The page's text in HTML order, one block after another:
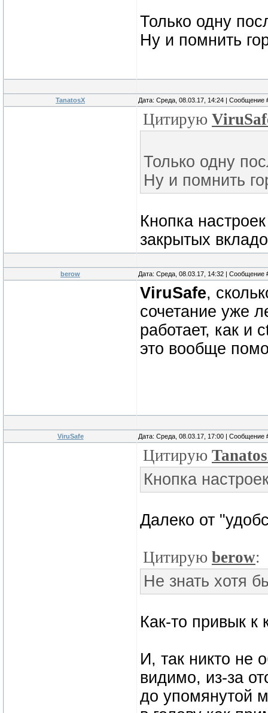
Только одну
Ну и помнить
TanatosX Дата: Среда, 08.03.17, 14:24 | Сообщение
Цитирую
Только одну
Ну и помнить
Кнопка
закрытых
berow Дата: Среда, 08.03.17, 14:32 | Сообщение
ViruSafe,
сочетание уже
работает, как и
это вообще
ViruSafe Дата: Среда, 08.03.17, 17:00 | Сообщение
Цитирую
Кнопка
Далеко от
Цитирую berow:
Не знать хотя
Как-то привык к
И, так никто не
видимо, из-за
до упомянутой